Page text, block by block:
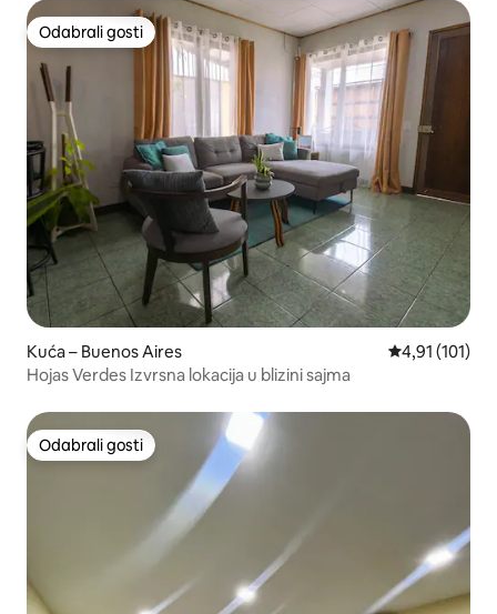
Odabrali gosti
Odabrali gosti
Kuća – Buenos Aires Prosječna
4,91 (101)
Hojas Verdes Izvrsna lokacija u blizini sajma
Odabrali gosti
Odabrali gosti